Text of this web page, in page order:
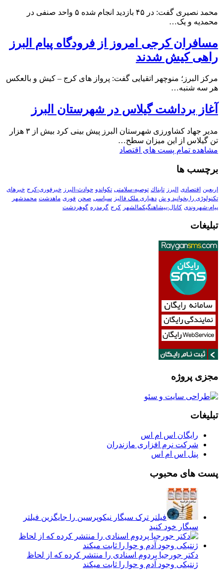
محمد نصیری گفت: در ۴۵ بازدید انجام شده ۵ واحد صنفی در
محمدیه و یک…
مسافران کرجی امروز از فرودگاه پیام البرز
راهی کیش شدند
مرکز البرز؛ منوچهر اتقیایی گفت: پرواز های کرج – کیش و بالعکس
هر سه شنبه…
آغاز برداشت گیلاس در شهرستان البرز
مدیر جهاد کشاورزی شهرستان البرز پیش بینی کرد بیش از ۳ هزار
تن گیلاس از این میزان سطح…
مشاهده تمام پست های اقتصاد
برچسب ها
اربعین اقتصادی البرز تابناك توصیه-سلامتی تکواندو حوادث-البرز خبرفوری-کرج خبرهای
تکنولوڑی را بخوانید و ش دهیاری ملک فالیز سیاسی صحن فوری ماهدشت محمدشهر
پیام-شهروندی کانال-پیشاهنگیکمالشهر کرج گرمدره گوهردشت
تبلیغات
مجزی پروژه
تبلیغات
رایگان اس ام اس
شرکت نرم افزاری مازندران
پنل اس ام اس
پست های محبوب
فیلتر ترک سیگار نیکوپرسین را جایگزین فیلتر
سیگار خود کنید
دکتر جورجیا پردوم اسنادی را منتشر کرده که از لحاظ
ژنتیکی وجود آدم و حوا را ثابت میکند